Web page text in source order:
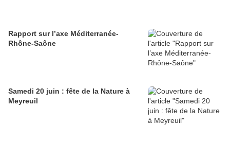
Rapport sur l’axe Méditerranée-
Rhône-Saône
Samedi 20 juin : fête de la Nature à
Meyreuil